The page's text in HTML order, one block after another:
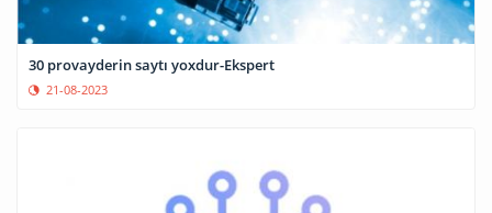
30 provayderin saytı yoxdur-Ekspert
21-08-2023